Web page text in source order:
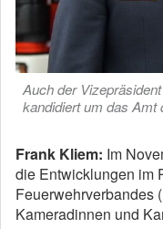
Auch der
kandidiert um das Amt
Frank Kliem: Im
die Entwicklungen im
Feuerwehrverbandes
Kameradinnen und